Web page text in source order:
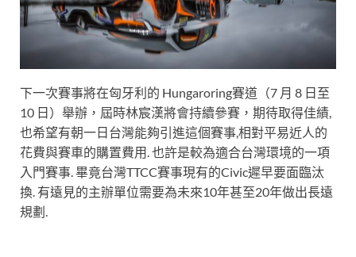
下一次賽事將在匈牙利的 Hungaroring賽道（7 月 8 日至
10 日）舉辦，屆時林宸漢將會持續參賽，期待取得佳績,
也希望有朝一日台灣能夠引進這個賽事,相對平易近人的
花費與賽車的購置費用. 也許是較為適合台灣環境的一項
入門賽事. 畢竟台灣TTCC賽事現有的Civic遲早要面臨汰
換. 有遠見的主辦單位需要為未來10年甚至20年做出長遠
規劃.